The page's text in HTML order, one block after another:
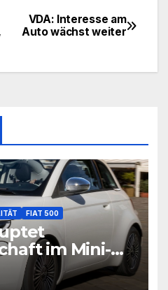
VDA: Interesse am
Auto wächst weiter
FIAT 500
im Mini-